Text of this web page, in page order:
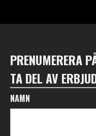
PRENUMERERA
TA DEL AV
NAMN